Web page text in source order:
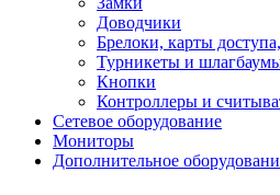
Доводчики
Брелоки, карты
Турникеты и
Кнопки
Контроллеры и
Сетевое оборудование
Мониторы
Дополнительное